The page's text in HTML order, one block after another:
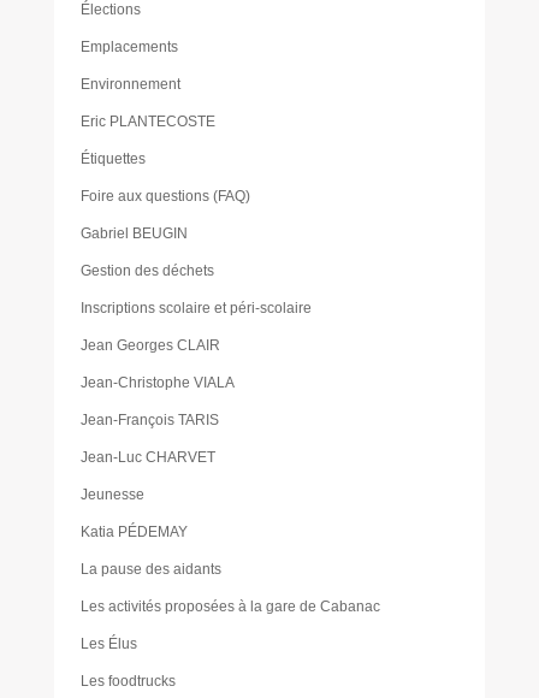
Élections
Emplacements
Environnement
Eric PLANTECOSTE
Étiquettes
Foire aux questions (FAQ)
Gabriel BEUGIN
Gestion des déchets
Inscriptions scolaire et péri-scolaire
Jean Georges CLAIR
Jean-Christophe VIALA
Jean-François TARIS
Jean-Luc CHARVET
Jeunesse
Katia PÉDEMAY
La pause des aidants
Les activités proposées à la gare de Cabanac
Les Élus
Les foodtrucks